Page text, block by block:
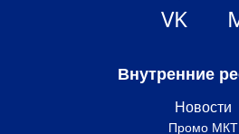
VK
Внутренние
Новости
Промо МКТ